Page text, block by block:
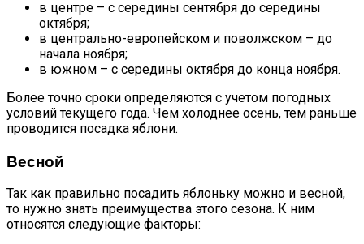
в центре – с середины сентября до середины
октября;
в центрально-европейском и поволжском – до
начала ноября;
в южном – с середины октября до конца ноября.
Более точно сроки определяются с учетом погодных
условий текущего года. Чем холоднее осень, тем раньше
проводится посадка яблони.
Весной
Так как правильно посадить яблоньку можно и весной,
то нужно знать преимущества этого сезона. К ним
относятся следующие факторы: